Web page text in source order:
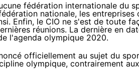
fédération internationale du
nationale, les
Enfin, le CIO ne s'est de toute
réunions. La dernière en
l'agenda olympique 2020.
officiellement au sujet du
olympique, contrairement